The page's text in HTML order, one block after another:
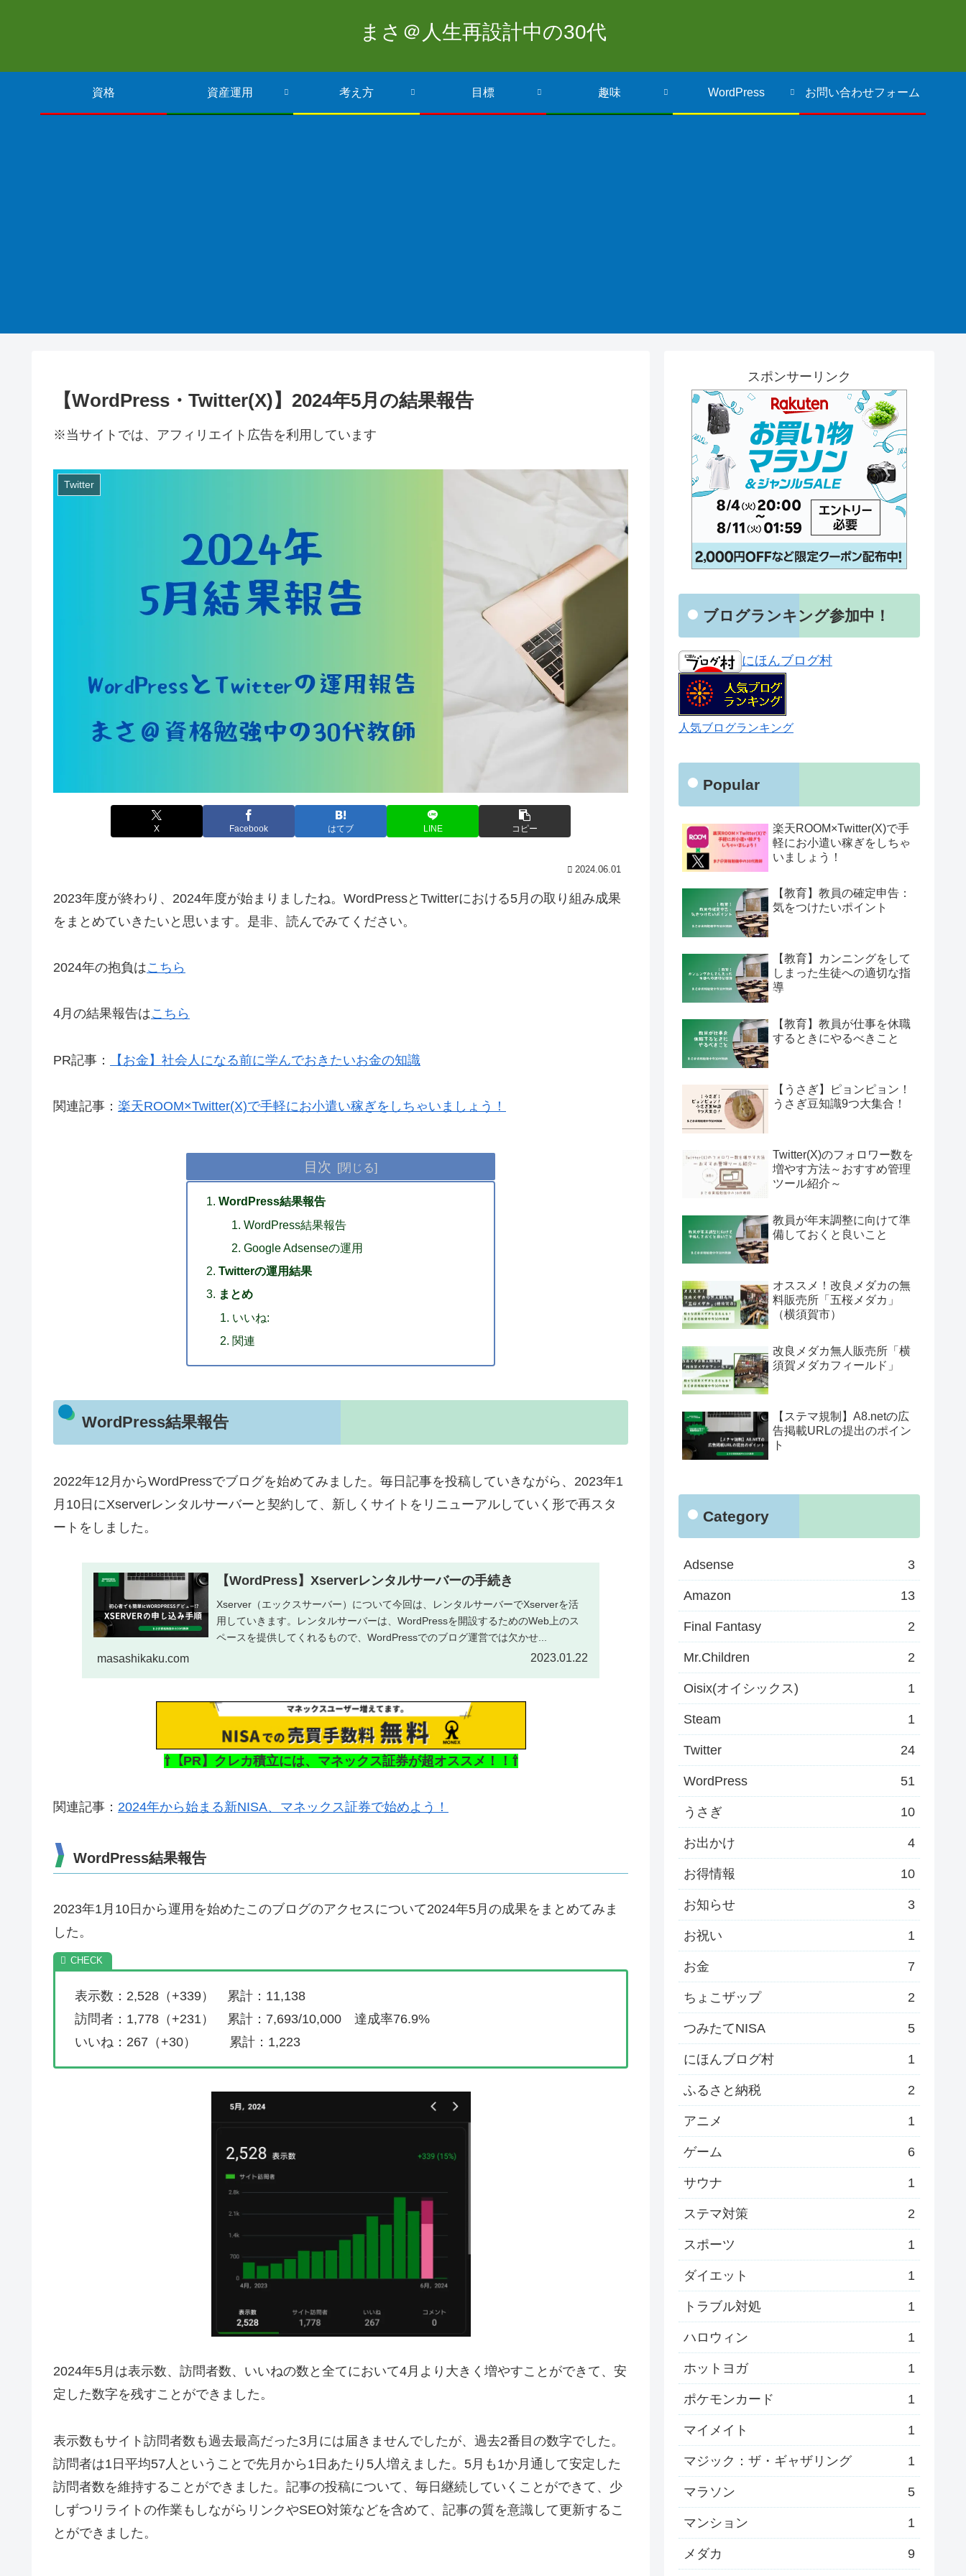
まさ＠人生再設計中の30代
資格 資産運用 考え方 目標 趣味 WordPress お問い合わせフォーム
【WordPress・Twitter(X)】2024年5月の結果報告
※当サイトでは、アフィリエイト広告を利用しています
Twitter
X Facebook はてブ LINE コピー
2024.06.01
2023年度が終わり、2024年度が始まりましたね。WordPressとTwitterにおける5月の取り組み成果
をまとめていきたいと思います。是非、読んでみてください。
2024年の抱負はこちら
4月の結果報告はこちら
PR記事： 【お金】社会人になる前に学んでおきたいお金の知識
関連記事： 楽天ROOM×Twitter(X)で手軽にお小遣い稼ぎをしちゃいましょう！
目次
WordPress結果報告
WordPress結果報告
Google Adsenseの運用
Twitterの運用結果
まとめ
いいね:
関連
WordPress結果報告
2022年12月からWordPressでブログを始めてみました。毎日記事を投稿していきながら、2023年1
月10日にXserverレンタルサーバーと契約して、新しくサイトをリニューアルしていく形で再スタ
ートをしました。
【WordPress】Xserverレンタルサーバーの手続き
Xserver（エックスサーバー）について今回は、レンタルサーバーでXserverを活
用していきます。レンタルサーバーは、WordPressを開設するためのWeb上のス
ペースを提供してくれるもので、WordPressでのブログ運営では欠かせ...
masashikaku.com 2023.01.22
⇧【PR】クレカ積立には、マネックス証券が超オススメ！！⇧
関連記事： 2024年から始まる新NISA、マネックス証券で始めよう！
WordPress結果報告
2023年1月10日から運用を始めたこのブログのアクセスについて2024年5月の成果をまとめてみま
した。
表示数：2,528（+339） 累計：11,138
訪問者：1,778（+231） 累計：7,693/10,000 達成率76.9%
いいね：267（+30） 累計：1,223
2024年5月は表示数、訪問者数、いいねの数と全てにおいて4月より大きく増やすことができて、安
定した数字を残すことができました。
表示数もサイト訪問者数も過去最高だった3月には届きませんでしたが、過去2番目の数字でした。
訪問者は1日平均57人ということで先月から1日あたり5人増えました。5月も1か月通して安定した
訪問者数を維持することができました。記事の投稿について、毎日継続していくことができて、少
しずつリライトの作業もしながらリンクやSEO対策などを含めて、記事の質を意識して更新するこ
とができました。
スポンサーリンク
ブログランキング参加中！
にほんブログ村
人気ブログランキング
Popular
楽天ROOM×Twitter(X)で手
軽にお小遣い稼ぎをしちゃ
いましょう！
【教育】教員の確定申告：
気をつけたいポイント
【教育】カンニングをして
しまった生徒への適切な指
導
【教育】教員が仕事を休職
するときにやるべきこと
【うさぎ】ピョンピョン！
うさぎ豆知識9つ大集合！
Twitter(X)のフォロワー数を
増やす方法～おすすめ管理
ツール紹介～
教員が年末調整に向けて準
備しておくと良いこと
オススメ！改良メダカの無
料販売所「五桜メダカ」
（横須賀市）
改良メダカ無人販売所「横
須賀メダカフィールド」
【ステマ規制】A8.netの広
告掲載URLの提出のポイン
ト
Category
Adsense 3
Amazon 13
Final Fantasy 2
Mr.Children 2
Oisix(オイシックス) 1
Steam 1
Twitter 24
WordPress 51
うさぎ 10
お出かけ 4
お得情報 10
お知らせ 3
お祝い 1
お金 7
ちょこザップ 2
つみたてNISA 5
にほんブログ村 1
ふるさと納税 2
アニメ 1
ゲーム 6
サウナ 1
ステマ対策 2
スポーツ 1
ダイエット 1
トラブル対処 1
ハロウィン 1
ホットヨガ 1
ポケモンカード 1
マイメイト 1
マジック：ザ・ギャザリング 1
マラソン 5
マンション 1
メダカ 9